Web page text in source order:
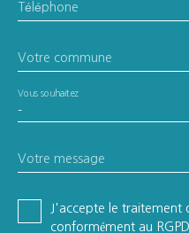
Téléphone
Votre commune
-
Vous souhaitez
Votre message
J'accepte le traitement
conformément au